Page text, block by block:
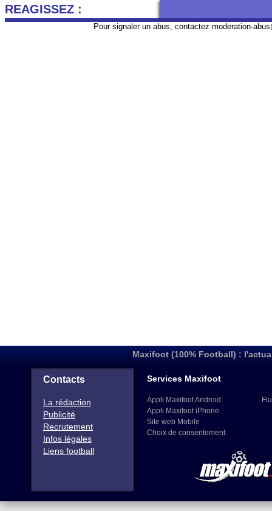
REAGISSEZ :
Pour signaler un abus, contactez moderation-
Maxifoot (100% Football) :
Contacts
La rédaction
Publicité
Recrutement
Infos légales
Liens football
Services Maxifoot
Appli Maxifoot Android
Appli Maxifoot iPhone
Site web Mobile
Choix de consentement